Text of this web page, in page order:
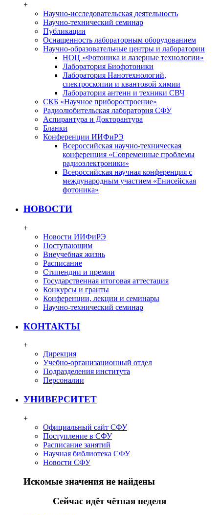
+
Научно-исследовательская деятельность
Научно-технический семинар
Публикации
Оснащенность лабораторным оборудованием
Научно-образовательные центры и лаборатории
НОЦ «Фотоника и лазерные технологии»
Лаборатория Биофотоники
Лаборатория Нанотехнологий,
спектроскопии и квантовой химии
Лаборатория антенн и техники СВЧ
СКБ «Научное приборостроение»
Радиолюбительская лаборатория СФУ
Аспирантура и Докторантура
Бланки
Конференции ИИФиРЭ
Всероссийская научно-техническая
конференция «Современные проблемы
радиоэлектроники»
Всероссийская научная конференция с
международным участием «Енисейская
фотоника»
НОВОСТИ
+
Новости ИИФиРЭ
Поступающим
Внеучебная жизнь
Расписание
Стипендии и премии
Государственная итоговая аттестация
Конкурсы и гранты
Конференции, лекции и семинары
Научно-технический семинар
КОНТАКТЫ
+
Дирекция
Учебно-организационный отдел
Подразделения института
Персоналии
УНИВЕРСИТЕТ
+
Официальный сайт СФУ
Поступление в СФУ
Расписание занятий
Научная библиотека СФУ
Новости СФУ
Искомые значения не найдены
Сейчас идёт чётная неделя